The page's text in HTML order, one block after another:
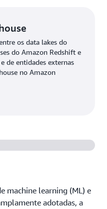
os data lakes do
do Amazon Redshift e
de entidades externas
no Amazon
machine learning (ML) e
adotadas, a